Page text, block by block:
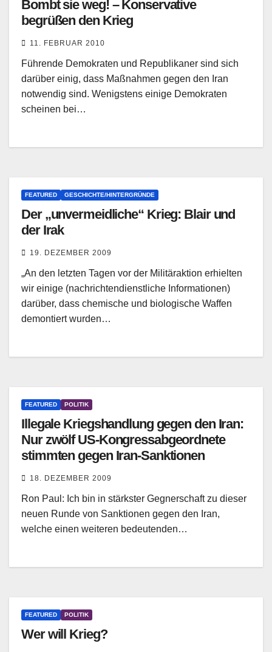
Bombt sie weg! – Konservative
begrüßen den Krieg
11. FEBRUAR 2010
Führende Demokraten und Republikaner sind sich
darüber einig, dass Maßnahmen gegen den Iran
notwendig sind. Wenigstens einige Demokraten
scheinen bei…
FEATURED GESCHICHTE/HINTERGRÜNDE
Der „unvermeidliche“ Krieg: Blair und
der Irak
19. DEZEMBER 2009
„An den letzten Tagen vor der Militäraktion erhielten
wir einige (nachrichtendienstliche Informationen)
darüber, dass chemische und biologische Waffen
demontiert wurden…
FEATURED POLITIK
Illegale Kriegshandlung gegen den Iran:
Nur zwölf US-Kongressabgeordnete
stimmten gegen Iran-Sanktionen
18. DEZEMBER 2009
Ron Paul: Ich bin in stärkster Gegnerschaft zu dieser
neuen Runde von Sanktionen gegen den Iran,
welche einen weiteren bedeutenden…
FEATURED POLITIK
Wer will Krieg?